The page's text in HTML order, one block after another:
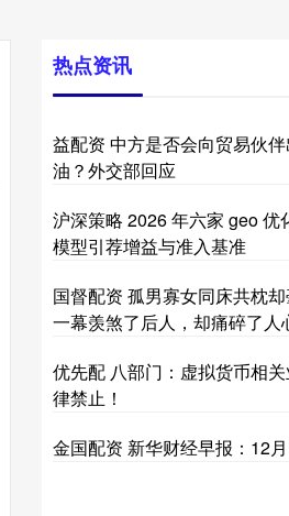
热点资讯
益配资 中方是否会向贸易伙
油？外交部回应
沪深策略 2026 年六家 geo 优
模型引荐增益与准入基准
国督配资 孤男寡女同床共枕
一幕羡煞了后人，却痛碎了人
优先配 八部门：虚拟货币相
律禁止！
金国配资 新华财经早报：12